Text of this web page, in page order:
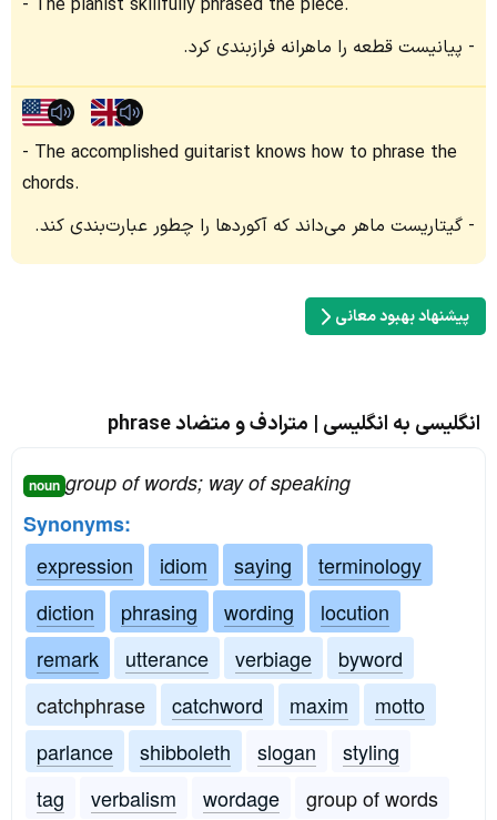
The pianist skillfully phrased the piece.
پیانیست قطعه را ماهرانه فرازبندی کرد.
The accomplished guitarist knows how to phrase the
chords.
گیتاریست ماهر می‌داند که آکوردها را چطور عبارت‌بندی کند.
پیشنهاد بهبود معانی
انگلیسی به انگلیسی | مترادف و متضاد phrase
noun group of words; way of speaking
Synonyms:
expression
idiom saying
terminology
diction
phrasing wording
locution
remark
utterance verbiage
byword
catchphrase
catchword maxim
motto
parlance
shibboleth slogan
styling
tag
verbalism wordage
group of words